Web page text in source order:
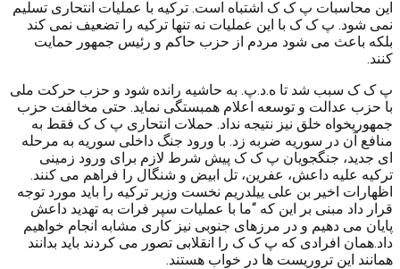
این محاسبات پ ک ک اشتباه است. ترکیه با عملیات انتحاری تسلیم
نمی شود. پ ک ک با این عملیات نه تنها ترکیه را تضعیف نمی کند
بلکه باعث می شود مردم از حزب حاکم و رئیس جمهور حمایت
کنند.
پ ک ک سبب شد تا ه.د.پ. به حاشیه رانده شود و حزب حرکت ملی
با حزب عدالت و توسعه اعلام همبستگی نماید. حتی مخالفت حزب
جمهوریخواه خلق نیز نتیجه نداد. حملات انتحاری پ ک ک فقط به
منافع آن در سوریه ضربه زد. با ورود جنگ داخلی سوریه به مرحله
ای جدید، جنگجویان پ ک ک پیش شرط لازم برای ورود زمینی
ترکیه علیه داعش، عفرین، تل ابیض و شنگال را فراهم می کنند.
اظهارات اخیر بن علی ییلدریم نخست وزیر ترکیه را باید مورد توجه
قرار داد مبنی بر این که “ما با عملیات سپر فرات به تهدید داعش
پایان می دهیم و در مرزهای جنوبی نیز کاری مشابه انجام خواهیم
داد.همان افرادی که پ ک ک را انقلابی تصور می کردند باید بدانند
همانند این تروریست ها در خواب هستند.